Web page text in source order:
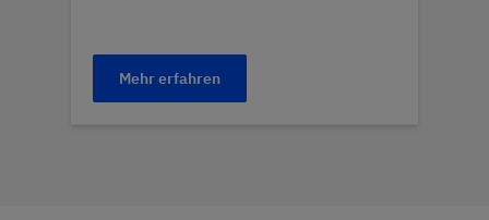
Mehr erfahren